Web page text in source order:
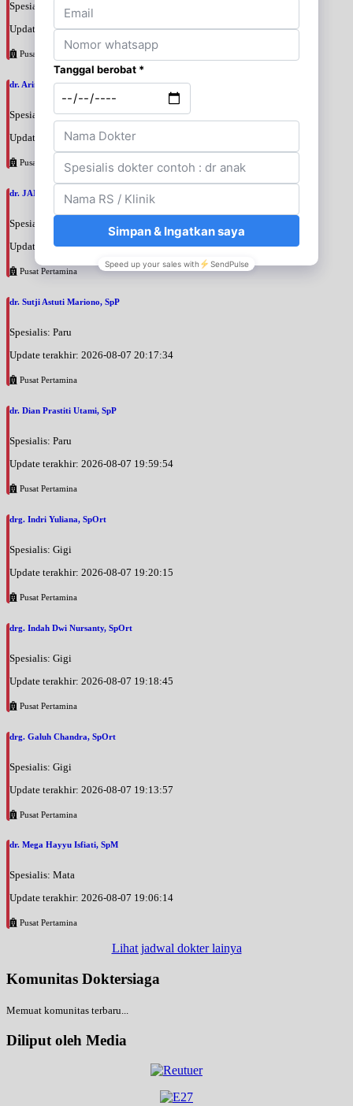
Spesialis: Penyakit Dalam
Update terakhir: 2026-08-07 20:35:45
Pusat Pertamina
dr. Arini Purwono, SpP
Spesialis: Paru
Update terakhir: 2026-08-07 20:25:58
Pusat Pertamina
dr. JANUAR HABIBI, SpP
Spesialis: Paru
Update terakhir: 2026-08-07 20:23:50
Pusat Pertamina
dr. Sutji Astuti Mariono, SpP
Spesialis: Paru
Update terakhir: 2026-08-07 20:17:34
Pusat Pertamina
dr. Dian Prastiti Utami, SpP
Spesialis: Paru
Update terakhir: 2026-08-07 19:59:54
Pusat Pertamina
drg. Indri Yuliana, SpOrt
Spesialis: Gigi
Update terakhir: 2026-08-07 19:20:15
Pusat Pertamina
drg. Indah Dwi Nursanty, SpOrt
Spesialis: Gigi
Update terakhir: 2026-08-07 19:18:45
Pusat Pertamina
drg. Galuh Chandra, SpOrt
Spesialis: Gigi
Update terakhir: 2026-08-07 19:13:57
Pusat Pertamina
dr. Mega Hayyu Isfiati, SpM
Spesialis: Mata
Update terakhir: 2026-08-07 19:06:14
Pusat Pertamina
Lihat jadwal dokter lainya
Komunitas Doktersiaga
Memuat komunitas terbaru...
Diliput oleh Media